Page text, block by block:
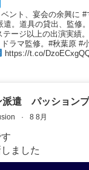
ント、宴会の余興に #
遣。道具の貸出、監修
テージ以上の出演実績
ドラマ監修。#秋葉原 #
https://t.co/
派遣 パッションプ
· 8 8月
ました
ン和歌山旅 白浜